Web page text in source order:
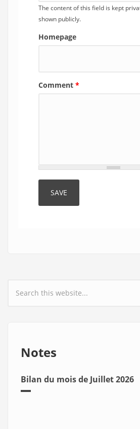
The content of this field is kept
shown publicly.
Homepage
Comment *
Search form
Notes
Bilan du mois de Juillet 2026